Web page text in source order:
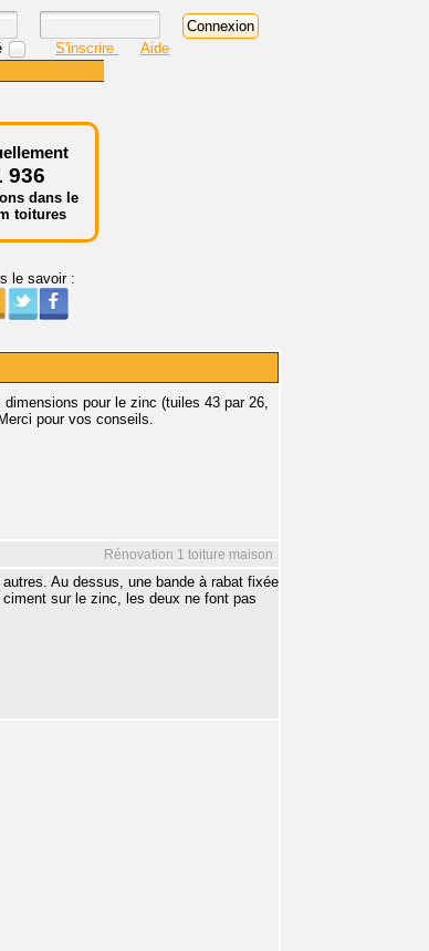
S'inscrire Aide
936
dans le
toitures
le savoir :
pour le zinc (tuiles 43 par 26,
pour vos conseils.
Rénovation 1 toiture maison
Au dessus, une bande à rabat fixée
sur le zinc, les deux ne font pas